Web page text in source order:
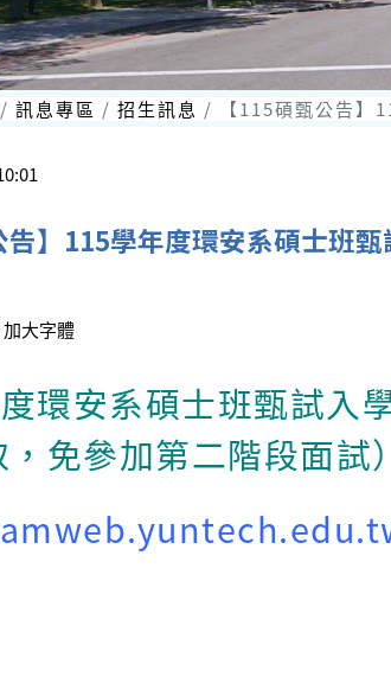
訊息專區 招生訊息 【115碩甄公告】
告】115學年度環安系碩士班
加大字體
環安系碩士班甄試入
免參加第二階段面試）